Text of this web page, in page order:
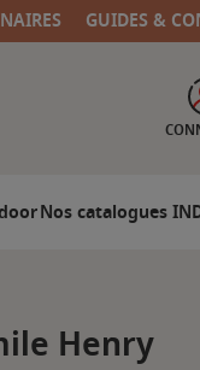
GUIDES &
Nos catalogues
Henry